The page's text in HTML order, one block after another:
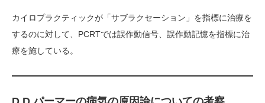
カイロプラクティックが「サブラクセーション」を指標に治療を
するのに対して、PCRTでは誤作動信号、誤作動記憶を指標に治
療を施している。